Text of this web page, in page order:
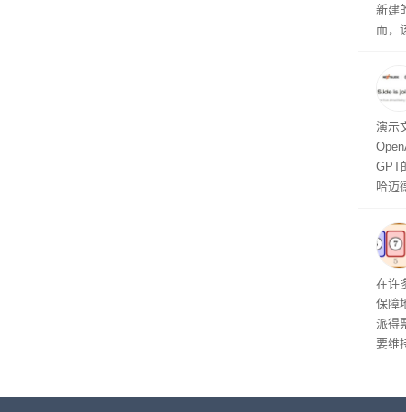
新建
而，
演示
GPT
哈迈
能
化为
终
人清
调
在许
保障
派得
要维